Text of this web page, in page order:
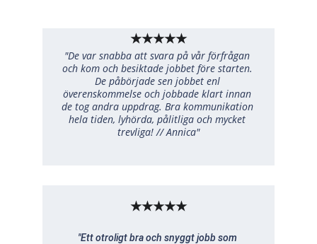
★★★★★
★★★★★
"De var snabba att svara på vår förfrågan
och kom och besiktade jobbet före starten.
De påbörjade sen jobbet enl
överenskommelse och jobbade klart innan
de tog andra uppdrag. Bra kommunikation
hela tiden, lyhörda, pålitliga och mycket
trevliga! // Annica"
"Ett otroligt bra och snyggt jobb som